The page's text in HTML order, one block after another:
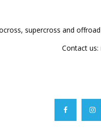
supercross and
Contact us: